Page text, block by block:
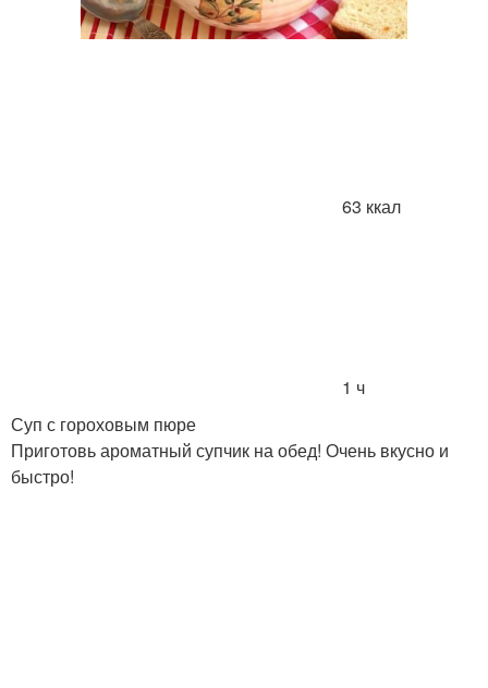
63 ккал
1 ч
Суп с гороховым пюре
Приготовь ароматный супчик на обед! Очень вкусно и
быстро!